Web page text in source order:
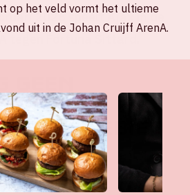
2026 speelt Ajax in de
tegen Fortuna Sittard.
van en
op het veld vormt het ultieme
uit in de Johan Cruijff ArenA.